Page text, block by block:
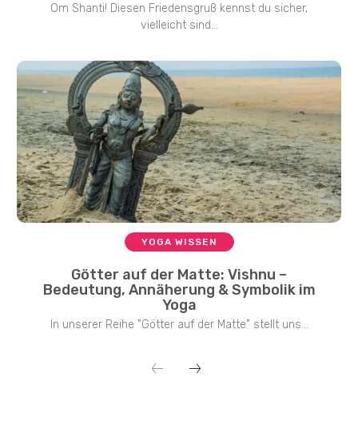
Om Shanti! Diesen Friedensgruß kennst du sicher,
vielleicht sind...
YOGA WISSEN
Götter auf der Matte: Vishnu –
Bedeutung, Annäherung & Symbolik im
Yoga
In unserer Reihe "Götter auf der Matte" stellt uns...